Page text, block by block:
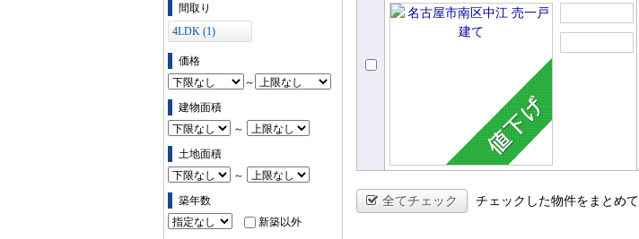
間取り
4LDK (1)
価格
～
建物面積
～
土地面積
～
築年数
新築以外
て
全てチェック チェックした物件をまとめて